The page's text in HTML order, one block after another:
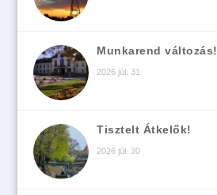
Munkarend változás!
2026 júl. 31
Tisztelt Átkelők!
2026 júl. 30